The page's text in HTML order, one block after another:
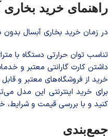
راهنمای خرید بخاری
در زمان خرید بخاری آبسال بدون دودکش 481، به موارد
تناسب توان حرارتی دستگاه با
داشتن کارت گارانتی معتبر و
خرید از فروشگاه‌های معتبر و قابل
برای خرید اینترنتی این مدل
کنید و با بررسی قیمت و شرایط،
جمع‌بندی